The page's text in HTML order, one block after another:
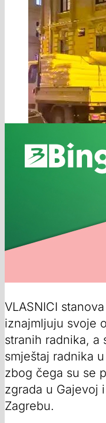
VLASNICI
iznajmljuju svoje
stranih radnika, a
smještaj radnika
zbog čega su se
zgrada u Gajevoj
Zagrebu.